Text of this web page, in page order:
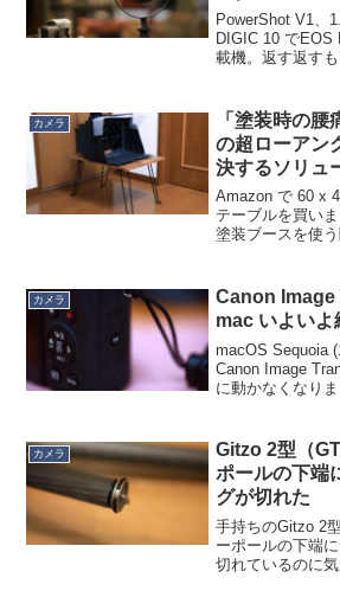
PowerShot V1、
DIGIC 10 でEOS
載機。返す返す
しか使わないと
カメラ
「塗装時の
の超ローアン
決するソリュ
Amazon で 60 x
テーブルを買い
塗装ブースを使
大学生の頃に買
同じ大...
カメラ
Canon
mac いよい
macOS Sequoia
Canon Image
に動かなくなり
カメラ
Gitzo 2型（
ポールの下端
グが切れた
手持ちのGitzo 2
ーポールの下端
切れているのに